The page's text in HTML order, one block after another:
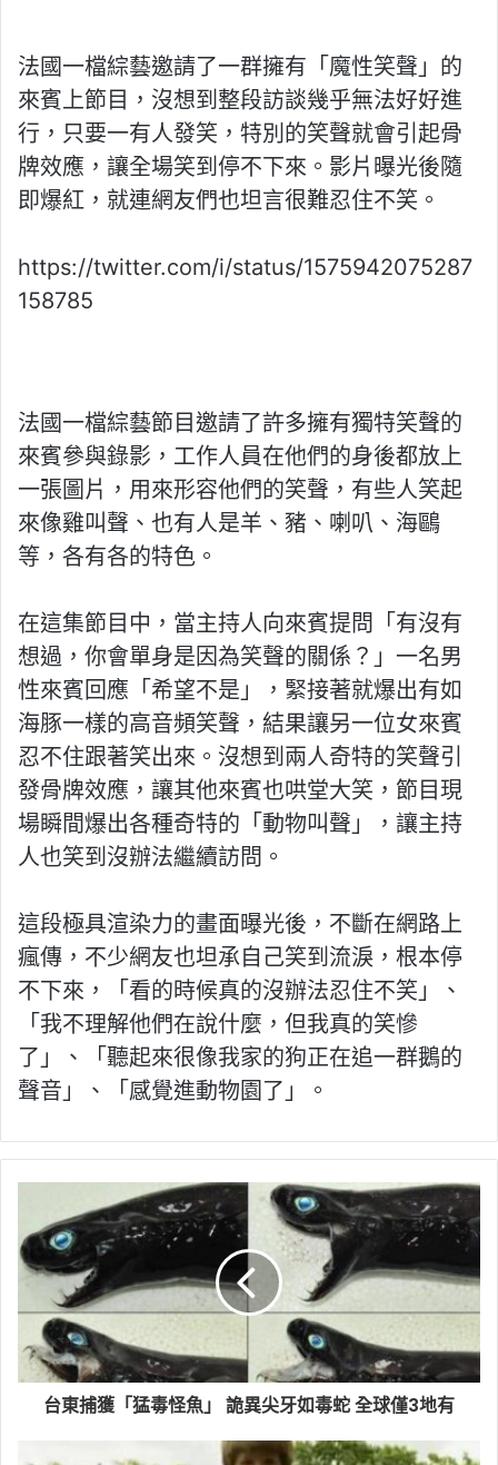
法國一檔綜藝邀請了一群擁有「魔性笑聲」的
來賓上節目，沒想到整段訪談幾乎無法好好進
行，只要一有人發笑，特別的笑聲就會引起骨
牌效應，讓全場笑到停不下來。影片曝光後隨
即爆紅，就連網友們也坦言很難忍住不笑。
https://twitter.com/i/status/1575942075287
158785
法國一檔綜藝節目邀請了許多擁有獨特笑聲的
來賓參與錄影，工作人員在他們的身後都放上
一張圖片，用來形容他們的笑聲，有些人笑起
來像雞叫聲、也有人是羊、豬、喇叭、海鷗
等，各有各的特色。
在這集節目中，當主持人向來賓提問「有沒有
想過，你會單身是因為笑聲的關係？」一名男
性來賓回應「希望不是」，緊接著就爆出有如
海豚一樣的高音頻笑聲，結果讓另一位女來賓
忍不住跟著笑出來。沒想到兩人奇特的笑聲引
發骨牌效應，讓其他來賓也哄堂大笑，節目現
場瞬間爆出各種奇特的「動物叫聲」，讓主持
人也笑到沒辦法繼續訪問。
這段極具渲染力的畫面曝光後，不斷在網路上
瘋傳，不少網友也坦承自己笑到流淚，根本停
不下來，「看的時候真的沒辦法忍住不笑」、
「我不理解他們在說什麼，但我真的笑慘
了」、「聽起來很像我家的狗正在追一群鵝的
聲音」、「感覺進動物園了」。
台東捕獲「猛毒怪魚」 詭異尖牙如毒蛇 全球僅3地有